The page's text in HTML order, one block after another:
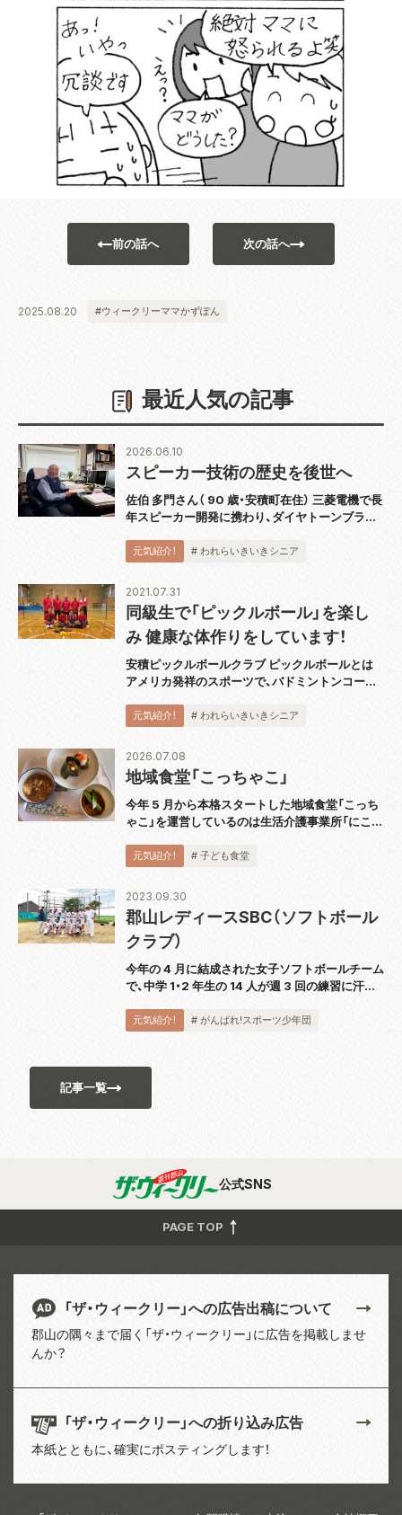
前の話へ 次の話へ
2025.08.20 #ウィークリーママかずぽん
最近人気の記事
スピーカー技術の歴史を後世へ
佐伯 多門さん（ 90 歳・安積町在住） 三菱電機で長
年スピーカー開発に携わり、ダイヤトーンブラン
に『スピーカー技術の 100 年』完結巻を出版し、
元気紹介！ # われらいきいきシニア
2026.06.10
同級生で「ピックルボール」を楽し
み 健康な体作りをしています！
安積ピックルボールクラブ ピックルボールとは
アメリカ発祥のスポーツで、バドミントンコート
ケットを使用し、穴あきのプラスチックボールを
激...
元気紹介！ # われらいきいきシニア
2021.07.31
地域食堂「こっちゃこ」
今年 5 月から本格スタートした地域食堂「こっち
ゃこ」を運営しているのは生活介護事業所「にこっ
い者の通所障がい福祉サービスを提供しているの
元気紹介！ # 子ども食堂
2026.07.08
郡山レディースSBC（ソフトボール
クラブ）
今年の 4 月に結成された女子ソフトボールチーム
で、中学 1・2 年生の 14 人が週 3 回の練習に汗を
思を誰に対しても伝えられるよう、日頃の練習か
元気紹介！ # がんばれ!スポーツ少年団
2023.09.30
記事一覧
公式SNS
PAGE TOP
「ザ・ウィークリー」への広告出稿について
郡山の隅々まで届く「ザ・ウィークリー」に広告を掲載しませ
んか？
「ザ・ウィークリー」への折り込み広告
本紙とともに、確実にポスティングします！